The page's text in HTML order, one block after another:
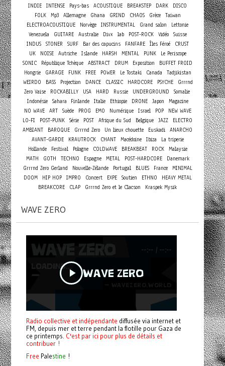
INDIE INTENSE Pays-bas ACOUSTIQUE BREAKSTEP DARK
DISCO
FOLK
Mp3 Allemagne Ghana GRIND CHAOS Grèce
Taiwan
ELECTROACOUSTIQUE
Norvège INSTRUMENTAL Grand salon
Lettonie
Venezuela
GUITARE Australie Divx lab POST-ROCK Vidéo
Suisse
INDUS
STONER SURF Bar des capucins FANFARE Îles Féroé
CRUST
UK
NOISE Autriche Islande HARSH MENTAL PUNK
Le Periscope
SONIC
République Tchèque ABSTRACT DRUM Exposition
BUFFET FROID
Hongrie
GARAGE FUNK FREE POWER Le Tostaki Canada
Tadjikistan
WEIRDO
BASS Projection DANCE CLASSIC HARDCORE PSYCHE
Grrrnd
Zero Vaise
ROCKABILLY USA HARD Russie UNDERGROUND
Somalie
Indonésie
Sahara Finlande Italie Ethiopie DRONE Japon
Magazine
NO WAVE
ART Suède PROG EMO Numérique Israel POP
NEW WAVE
LO-FI
POST-PUNK Série POST Afrique du Sud Belgique JAZZ
ELECTRO
AMBIANT
BAROQUE Grrrnd Zero Un lieux chouette Euskadi ANARCHO
AVANT-GARDE
KRAUTROCK CHANT Macédoine Ibiza
La triperie
Hollande
Festival Pologne COLDWAVE BREAKBEAT ROCK
Malaysie
MATH
GOTH TECHNO Espagne METAL POST-HARDCORE
Danemark
Grrrnd Zero Gerland
Nouvelle-Zélande Portugal BLUES France
MINIMAL
DOOM
HIP HOP IMPRO Concert EXPE Soutien ETHNO
HEAVY METAL
BREAKCORE
CLAP Grrrnd Zero et le Clacson Kraspek Mysik
WAVE ZERO
Radio collective et indépendante diffusée via internet et
FM, depuis mer et terre pendant la flotille pour Gaza de
ce printemps. C'est par ici pour plus de détails et
contribuer !
Free Palestine !